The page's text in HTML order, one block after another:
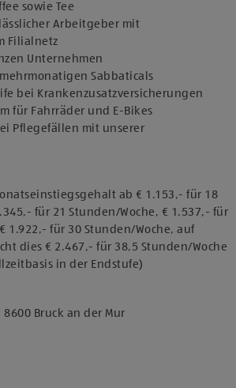
sowie Tee
Arbeitgeber mit
Filialnetz
Unternehmen
Sabbaticals
bei Krankenzusatzversicherungen
für Fahrräder und E-Bikes
Pflegefällen mit unserer
ab € 1.153,- für 18
für 21 Stunden/Woche, € 1.537,- für
1.922,- für 30 Stunden/Woche, auf
dies € 2.467,- für 38,5 Stunden/Woche
in der Endstufe)
Bruck an der Mur​